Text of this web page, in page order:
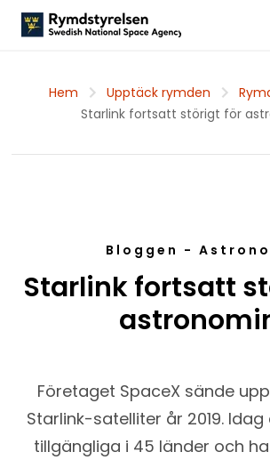
Hem Upptäck rymden
Starlink fortsatt störigt för
Bloggen -
Starlink fortsatt
Företaget SpaceX sände
Starlink-satelliter år 2019.
tillgängliga i 45 länder och